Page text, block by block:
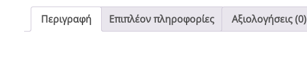
Περιγραφή Επιπλέον πληροφορίες Αξιολογήσεις (0)